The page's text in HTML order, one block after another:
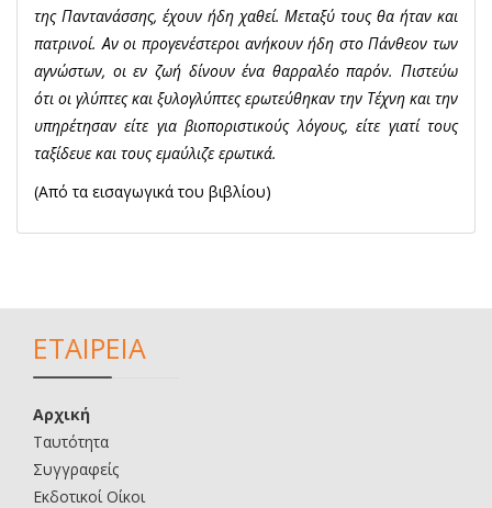
της Παντανάσσης, έχουν ήδη χαθεί. Μεταξύ τους θα ήταν και
πατρινοί. Αν οι προγενέστεροι ανήκουν ήδη στο Πάνθεον των
αγνώστων, οι εν ζωή δίνουν ένα θαρραλέο παρόν. Πιστεύω
ότι οι γλύπτες και ξυλογλύπτες ερωτεύθηκαν την Τέχνη και την
υπηρέτησαν είτε για βιοποριστικούς λόγους, είτε γιατί τους
ταξίδευε και τους εμαύλιζε ερωτικά.
(Από τα εισαγωγικά του βιβλίου)
ΕΤΑΙΡΕΙΑ
Αρχική
Ταυτότητα
Συγγραφείς
Εκδοτικοί Οίκοι